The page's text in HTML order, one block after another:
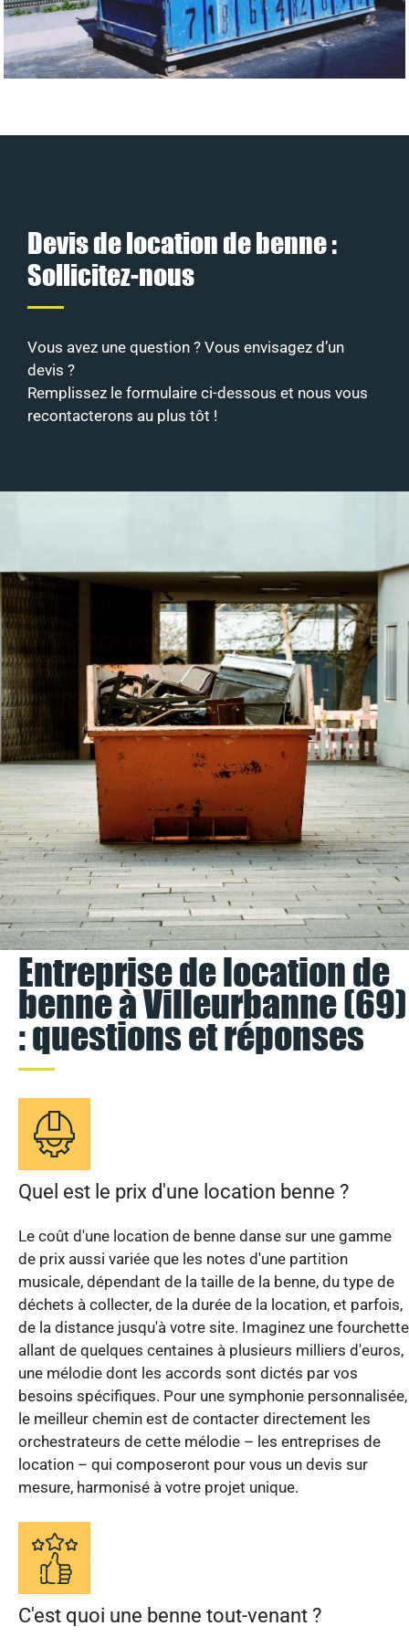
Devis de location de benne :
Sollicitez-nous
Vous avez une question ? Vous envisagez d’un
devis ?
Remplissez le formulaire ci-dessous et nous vous
recontacterons au plus tôt !
Entreprise de location de
benne à Villeurbanne (69)
: questions et réponses
Quel est le prix d'une location benne ?
Le coût d'une location de benne danse sur une gamme
de prix aussi variée que les notes d'une partition
musicale, dépendant de la taille de la benne, du type de
déchets à collecter, de la durée de la location, et parfois,
de la distance jusqu'à votre site. Imaginez une fourchette
allant de quelques centaines à plusieurs milliers d'euros,
une mélodie dont les accords sont dictés par vos
besoins spécifiques. Pour une symphonie personnalisée,
le meilleur chemin est de contacter directement les
orchestrateurs de cette mélodie – les entreprises de
location – qui composeront pour vous un devis sur
mesure, harmonisé à votre projet unique.
C'est quoi une benne tout-venant ?